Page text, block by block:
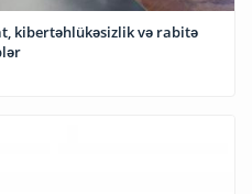
kibertəhlükəsizlik və rabitə